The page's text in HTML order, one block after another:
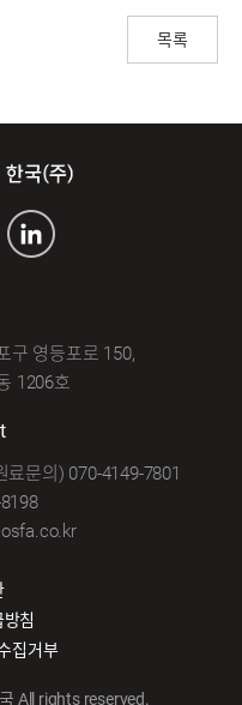
목록
구 영등포로 150,
1206호
문의) 070-4149-7801
침
집거부
All rights reserved.